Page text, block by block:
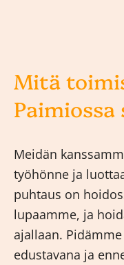
Mitä
Paimiossa
Meidän
työhönne ja
puhtaus on
lupaamme, ja
ajallaan.
edustavana ja